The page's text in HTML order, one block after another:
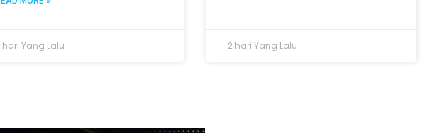
hari Yang Lalu 2 hari Yang Lalu